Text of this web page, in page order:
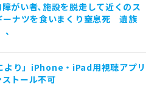
障がい者､施設を脱走して近くのス
ーナツを食いまくり窒息死 遺族
より」iPhone・iPad用視聴アプリ
トール不可